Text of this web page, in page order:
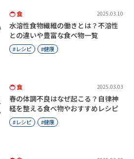
食 2025.03.10
水溶性食物繊維の働きとは？不溶性
との違いや豊富な食べ物一覧
レシピ 健康
食 2025.03.03
春の体調不良はなぜ起こる？自律神
経を整える食べ物やおすすめレシピ
レシピ 健康